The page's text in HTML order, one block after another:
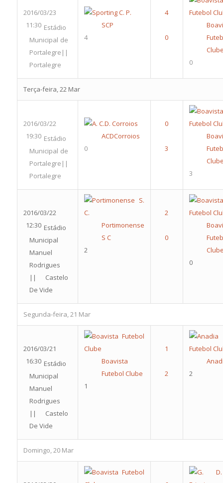
2016/03/23
11:30 Estádio
Municipal de
Portalegre||
Portalegre
SCP
4
0
Terça-feira, 22 Mar
2016/03/22
19:30 Estádio
Municipal de
Portalegre||
Portalegre
ACDCorroios
0
3
2016/03/22
12:30 Estádio
Municipal
Manuel
Rodrigues
|| Castelo
De Vide
Portimonense
S C
2
0
Segunda-feira, 21 Mar
2016/03/21
16:30 Estádio
Municipal
Manuel
Rodrigues
|| Castelo
De Vide
Boavista
Futebol Clube
1
2
Domingo, 20 Mar